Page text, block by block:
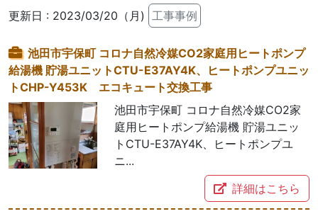
更新日 : 2023/03/20（月) 工事事例
池田市宇保町 コロナ自然冷媒CO2家庭用ヒートポンプ
給湯機 貯湯ユニットCTU-E37AY4K、ヒートポンプユニッ
トCHP-Y453K エコキュート交換工事
池田市宇保町 コロナ自然冷媒CO2家
庭用ヒートポンプ給湯機 貯湯ユニッ
トCTU-E37AY4K、ヒートポンプユ
ニ...
詳細はこちら